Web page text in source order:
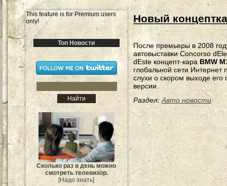
This feature is for Premium users
only!
Топ Новости
Сколько раз в день можно
смотреть телевизор.
[Надо знать]
Новый
После премьеры в 2008
автовыставки Concorso
dEste концепт-кара BMW
глобальной сети Интернет
слухи о скором выходе его
версии.
Раздел: Авто новости